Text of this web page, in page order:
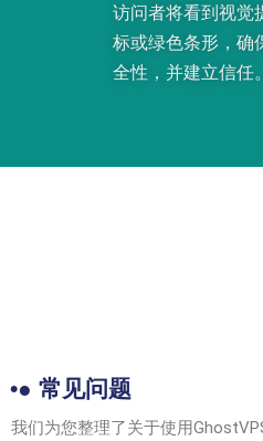
访问者将看到视觉
标或绿色条形，确
全性，并建立信任。
•● 常见问题
我们为您整理了关于使用